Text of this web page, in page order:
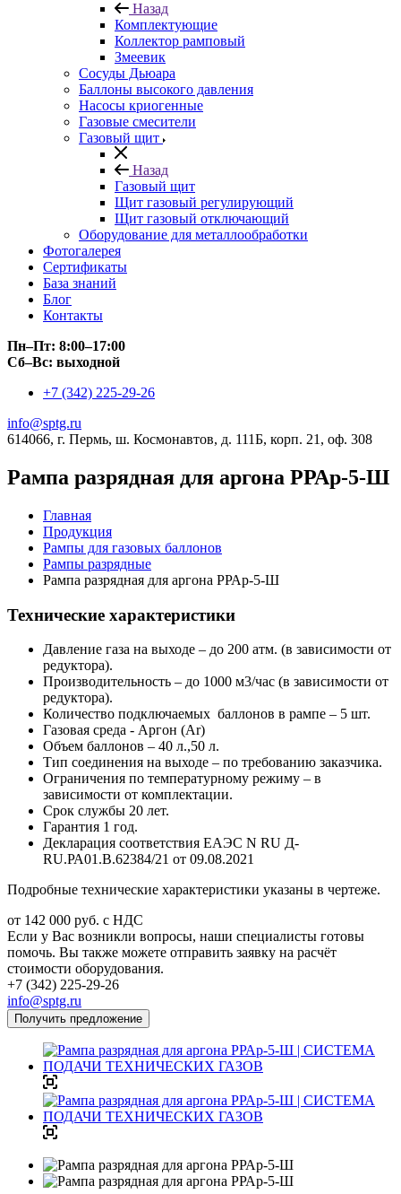
Назад
Комплектующие
Коллектор рамповый
Змеевик
Сосуды Дьюара
Баллоны высокого давления
Насосы криогенные
Газовые смесители
Газовый щит
Назад
Газовый щит
Щит газовый регулирующий
Щит газовый отключающий
Оборудование для металлообработки
Фотогалерея
Сертификаты
База знаний
Блог
Контакты
Пн–Пт: 8:00–17:00
Сб–Вс: выходной
+7 (342) 225-29-26
info@sptg.ru
614066, г. Пермь, ш. Космонавтов, д. 111Б, корп. 21, оф. 308
Рампа разрядная для аргона РРАр-5-Ш
Главная
Продукция
Рампы для газовых баллонов
Рампы разрядные
Рампа разрядная для аргона РРАр-5-Ш
Технические характеристики
Давление газа на выходе – до 200 атм. (в зависимости от
редуктора).
Производительность – до 1000 м3/час (в зависимости от
редуктора).
Количество подключаемых баллонов в рампе – 5 шт.
Газовая среда - Аргон (Ar)
Объем баллонов – 40 л.,50 л.
Тип соединения на выходе – по требованию заказчика.
Ограничения по температурному режиму – в
зависимости от комплектации.
Срок службы 20 лет.
Гарантия 1 год.
Декларация соответствия ЕАЭС N RU Д-
RU.РА01.В.62384/21 от 09.08.2021
Подробные технические характеристики указаны в чертеже.
от 142 000 руб. с НДС
Если у Вас возникли вопросы, наши специалисты готовы
помочь. Вы также можете отправить заявку на расчёт
стоимости оборудования.
+7 (342) 225-29-26
info@sptg.ru
Получить предложение